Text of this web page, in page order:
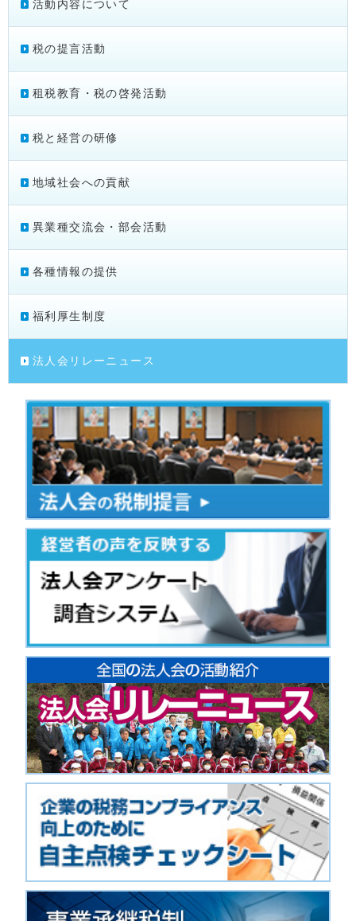
活動内容について
税の提言活動
租税教育・税の啓発活動
税と経営の研修
地域社会への貢献
異業種交流会・部会活動
各種情報の提供
福利厚生制度
法人会リレーニュース